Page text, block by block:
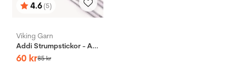
Betyg:
4.6(5)
utav 5 stjärnor
Viking Garn
Addi Strumpstickor - Aluminium
60 kr85kr